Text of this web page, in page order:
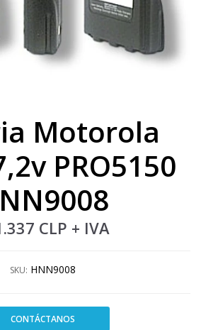
Motorola
PRO5150
CLP + IVA
SKU: HNN9008
CONTÁCTANOS